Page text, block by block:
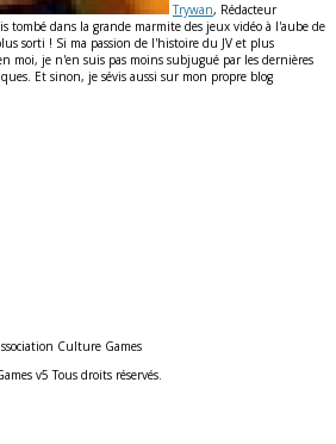
Trywan, Rédacteur
tombé dans la grande marmite des jeux vidéo à l'aube de
sorti ! Si ma passion de l'histoire du JV et plus
moi, je n'en suis pas moins subjugué par les dernières
Et sinon, je sévis aussi sur mon propre blog
Culture Games
v5 Tous droits réservés.